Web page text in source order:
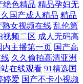
91狠操白嫩美女 91资源
网 91在线免费白丝 日
久久 三级黄视频在线 综
绝色精品 精品孕妇无
国产成人精品 精品
熟女视频在线 乱伦第
视频二区 成人无码高
内主播第一页 国产高
久久偷拍高清亚洲
在线观看 91精选国
婷爱 国产不卡小视频